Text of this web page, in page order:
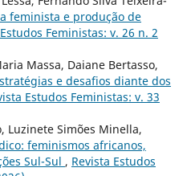
feminista e produção de
Feministas: v. 26 n. 2
Massa, Daiane Bertasso,
e desafios diante dos
Estudos Feministas: v. 33
Luzinete Simões Minella,
feminismos africanos,
Sul-Sul , Revista Estudos